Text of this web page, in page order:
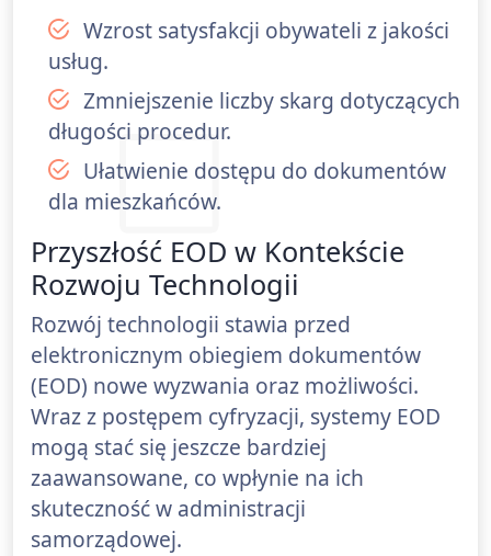
Wzrost satysfakcji obywateli z jakości
usług.
Zmniejszenie liczby skarg dotyczących
długości procedur.
Ułatwienie dostępu do dokumentów
dla mieszkańców.
Przyszłość EOD w Kontekście
Rozwoju Technologii
Rozwój technologii stawia przed
elektronicznym obiegiem dokumentów
(EOD) nowe wyzwania oraz możliwości.
Wraz z postępem cyfryzacji, systemy EOD
mogą stać się jeszcze bardziej
zaawansowane, co wpłynie na ich
skuteczność w administracji
samorządowej.